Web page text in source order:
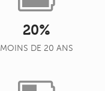
20%
MOINS DE 20 ANS